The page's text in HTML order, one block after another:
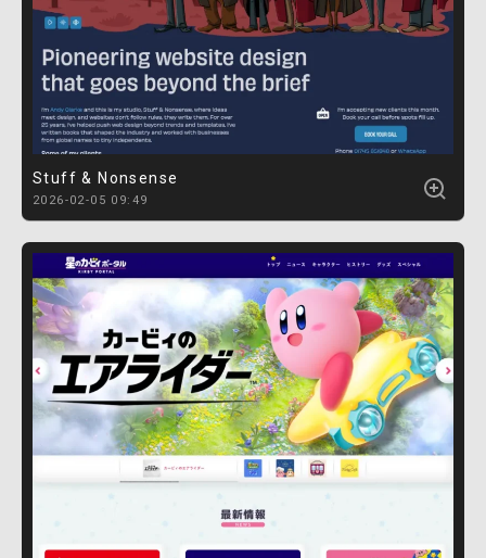
Stuff & Nonsense
2026-02-05 09:49